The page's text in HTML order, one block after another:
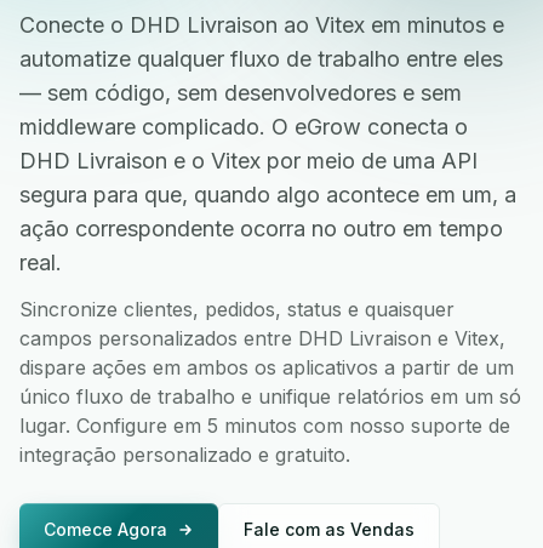
Conecte o DHD Livraison ao Vitex em minutos e
automatize qualquer fluxo de trabalho entre eles
— sem código, sem desenvolvedores e sem
middleware complicado. O eGrow conecta o
DHD Livraison e o Vitex por meio de uma API
segura para que, quando algo acontece em um, a
ação correspondente ocorra no outro em tempo
real.
Sincronize clientes, pedidos, status e quaisquer
campos personalizados entre DHD Livraison e Vitex,
dispare ações em ambos os aplicativos a partir de um
único fluxo de trabalho e unifique relatórios em um só
lugar. Configure em 5 minutos com nosso suporte de
integração personalizado e gratuito.
Comece Agora Fale com as Vendas